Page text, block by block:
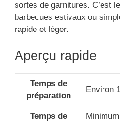
sortes de garnitures. C’est
barbecues estivaux ou
rapide et léger.
Aperçu rapide
Temps de
préparation
Environ
Temps de